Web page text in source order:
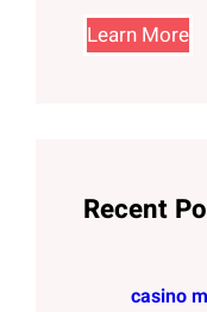
Learn More
Recent
casino